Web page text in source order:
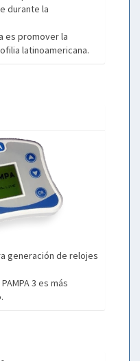
durante la
es promover la
latinoamericana.
generación de relojes
3 es más